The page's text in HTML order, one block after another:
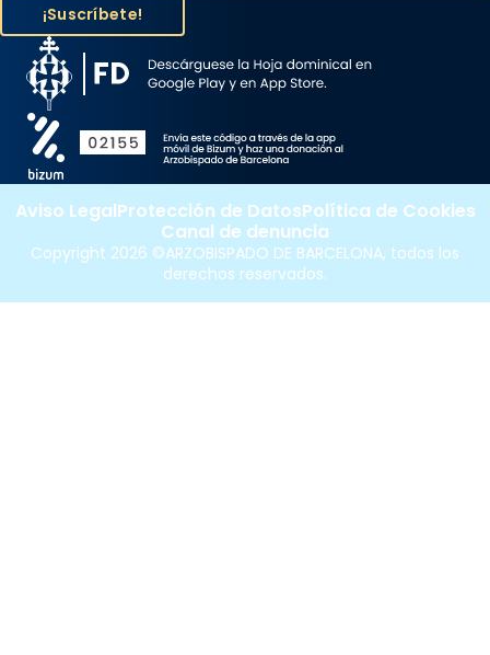
Copyright 2026 ©ARZOBISPADO DE BARCELONA, todos los
derechos reservados.
Aviso LegalProtección de DatosPolítica de Cookies
Canal de denuncia